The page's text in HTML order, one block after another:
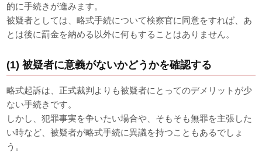
的に手続きが進みます。
被疑者としては、略式手続について検察官に同意をすれば、あ
とは後に罰金を納める以外に何もすることはありません。
(1) 被疑者に意義がないかどうかを確認する
略式起訴は、正式裁判よりも被疑者にとってのデメリットが少
ない手続きです。
しかし、犯罪事実を争いたい場合や、そもそも無罪を主張した
い時など、被疑者が略式手続に異議を持つこともあるでしょ
う。